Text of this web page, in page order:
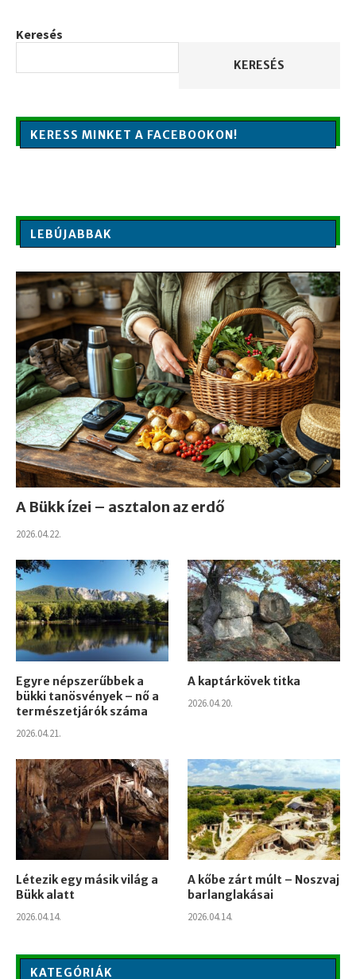
Keresés
KERESÉS
KERESS MINKET A FACEBOOKON!
LEBÚJABBAK
A Bükk ízei – asztalon az erdő
2026.04.22.
Egyre népszerűbbek a
bükki tanösvények – nő a
természetjárók száma
2026.04.21.
A kaptárkövek titka
2026.04.20.
Létezik egy másik világ a
Bükk alatt
2026.04.14.
A kőbe zárt múlt – Noszvaj
barlanglakásai
2026.04.14.
KATEGÓRIÁK